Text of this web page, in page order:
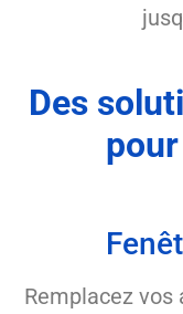
Des
Remplacez